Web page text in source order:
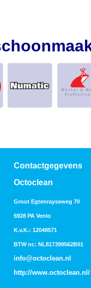
Contactgegevens
Octoclean
Groot Egtenrayseweg 70
5928 PA Venlo
K.v.K.: 12048571
BTW nr.: NL817399562B01
info@octoclean.nl
http://www.octoclean.nl /